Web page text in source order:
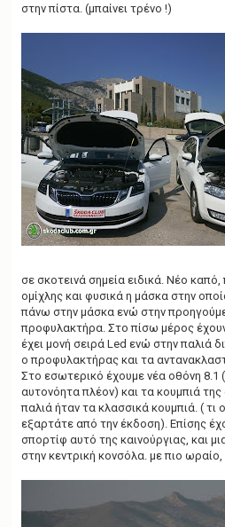
στην πίστα. (μπαίνει τρένο !)
σε σκοτεινά σημεία ειδικά. Νέο
ομίχλης και φυσικά η μάσκα στην
πάνω στην μάσκα ενώ στην
προφυλακτήρα. Στο πίσω μέρος
έχει μονή σειρά Led ενώ στην παλιά
ο προφυλακτήρας και τα
Στο εσωτερικό έχουμε νέα οθόνη 8.1
αυτονόητα πλέον) και τα κουμπιά
παλιά ήταν τα κλασσικά κουμπιά. (
εξαρτάτε από την έκδοση). Επίσης
σπορτίφ αυτό της καινούργιας, και
στην κεντρική κονσόλα. με πιο ωραίο,